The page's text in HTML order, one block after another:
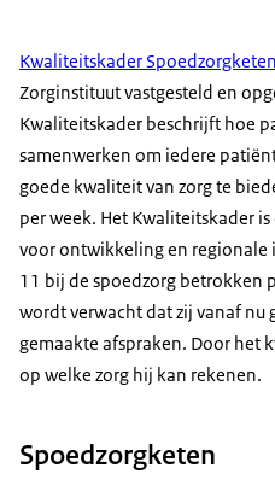
Kwaliteitskader Spoedzorgketen
Zorginstituut vastgesteld en
Kwaliteitskader beschrijft hoe
samenwerken om iedere
goede kwaliteit van zorg te
per week. Het Kwaliteitskader
voor ontwikkeling en regionale
11 bij de spoedzorg betrokken
wordt verwacht dat zij vanaf nu
gemaakte afspraken. Door het
op welke zorg hij kan rekenen.
Spoedzorgketen